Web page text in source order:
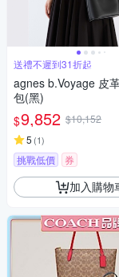
送禮不遲到31折起
agnes b.Voyage 皮
包(黑)
$9,852 $10,152
5 (1)
挑戰低價 券
加入購物